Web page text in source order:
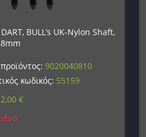
BULL’s UK-Nylon Shaft,
9020040810
κωδικός: 55159
2,00 €